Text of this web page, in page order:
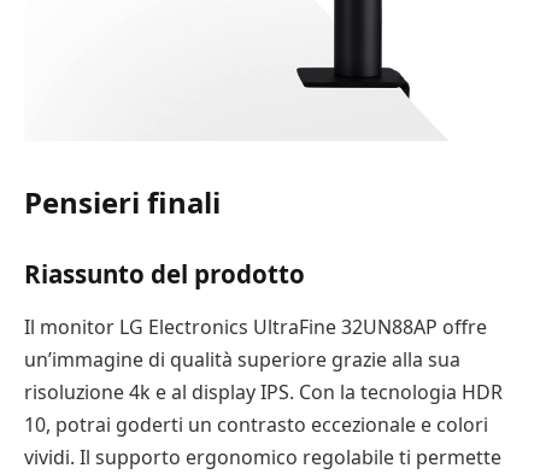
Pensieri finali
Riassunto del prodotto
Il monitor LG Electronics UltraFine 32UN88AP offre
un’immagine di qualità superiore grazie alla sua
risoluzione 4k e al display IPS. Con la tecnologia HDR
10, potrai goderti un contrasto eccezionale e colori
vividi. Il supporto ergonomico regolabile ti permette